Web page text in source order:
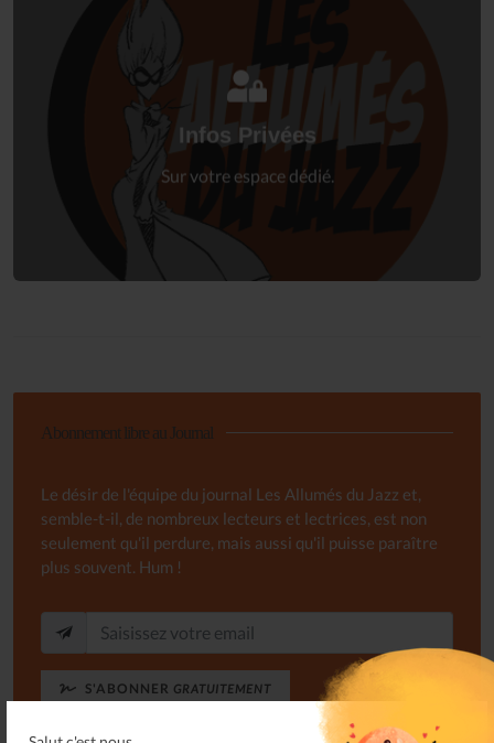
Infos Privées
Sur votre espace dédié.
Connectez-vous
Abonnement libre au Journal
Le désir de l'équipe du journal Les Allumés du Jazz et,
semble-t-il, de nombreux lecteurs et lectrices, est non
seulement qu'il perdure, mais aussi qu'il puisse paraître
plus souvent. Hum !
S'ABONNER GRATUITEMENT